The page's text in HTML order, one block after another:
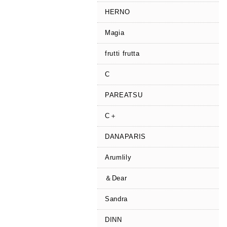
HERNO
Magia
frutti frutta
C
PAREATSU
C＋
DANAPARIS
Arumlily
＆Dear
Sandra
DINN